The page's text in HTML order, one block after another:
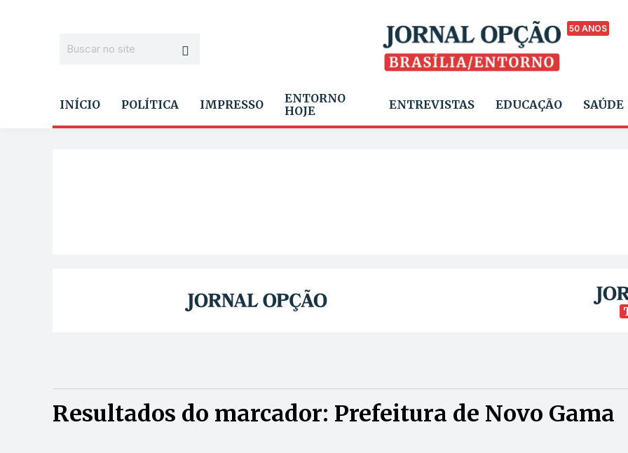
50 ANOS
INÍCIO POLÍTICA IMPRESSO
ENTORNO
HOJE
ENTREVISTAS EDUCAÇÃO SAÚDE
Resultados do marcador: Prefeitura de Novo Gama